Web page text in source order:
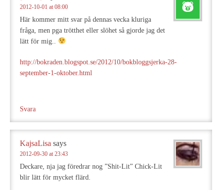
2012-10-01 at 08:00
Här kommer mitt svar på dennas vecka kluriga
fråga, men pga trötthet eller slöhet så gjorde jag det
lätt för mig..
http://bokraden.blogspot.se/2012/10/bokbloggsjerka-28-
september-1-oktober.html
Svara
KajsaLisa says
2012-09-30 at 23:43
Deckare, nja jag föredrar nog ”Shit-Lit” Chick-Lit
blir lätt för mycket flärd.